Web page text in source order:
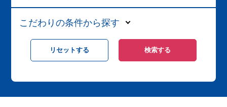
こだわりの条件から探す